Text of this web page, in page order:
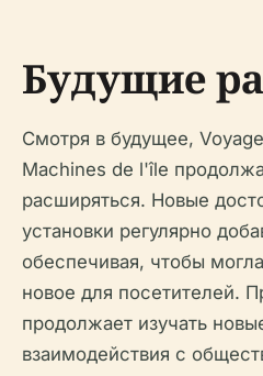
Будущие
Смотря в будущее,
Machines de l'île
расширяться. Новые
установки регулярно
обеспечивая, чтобы
новое для посетителей.
продолжает изучать
взаимодействия с